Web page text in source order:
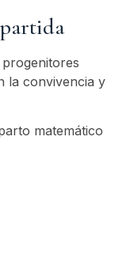
la convivencia y
matemático